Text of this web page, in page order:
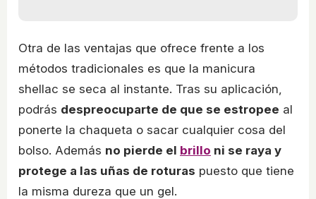
Otra de las ventajas que ofrece frente a los
métodos tradicionales es que la manicura
shellac se seca al instante. Tras su aplicación,
podrás despreocuparte de que se estropee al
ponerte la chaqueta o sacar cualquier cosa del
bolso. Además no pierde el brillo ni se raya y
protege a las uñas de roturas puesto que tiene
la misma dureza que un gel.